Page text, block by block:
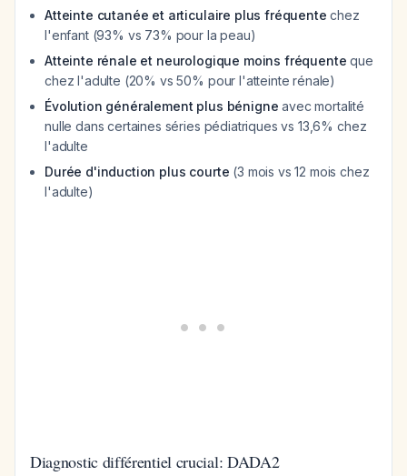
Atteinte cutanée et articulaire plus fréquente chez
l'enfant (93% vs 73% pour la peau)
Atteinte rénale et neurologique moins fréquente que
chez l'adulte (20% vs 50% pour l'atteinte rénale)
Évolution généralement plus bénigne avec mortalité
nulle dans certaines séries pédiatriques vs 13,6% chez
l'adulte
Durée d'induction plus courte (3 mois vs 12 mois chez
l'adulte)
Diagnostic différentiel crucial: DADA2